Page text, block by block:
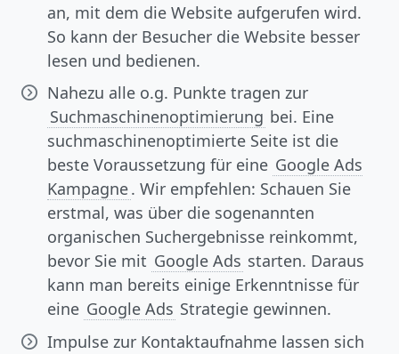
an, mit dem die Website aufgerufen wird.
So kann der Besucher die Website besser
lesen und bedienen.
Nahezu alle o.g. Punkte tragen zur
Suchmaschinenoptimierung bei. Eine
suchmaschinenoptimierte Seite ist die
beste Voraussetzung für eine Google Ads
Kampagne. Wir empfehlen: Schauen Sie
erstmal, was über die sogenannten
organischen Suchergebnisse reinkommt,
bevor Sie mit Google Ads starten. Daraus
kann man bereits einige Erkenntnisse für
eine Google Ads Strategie gewinnen.
Impulse zur Kontaktaufnahme lassen sich